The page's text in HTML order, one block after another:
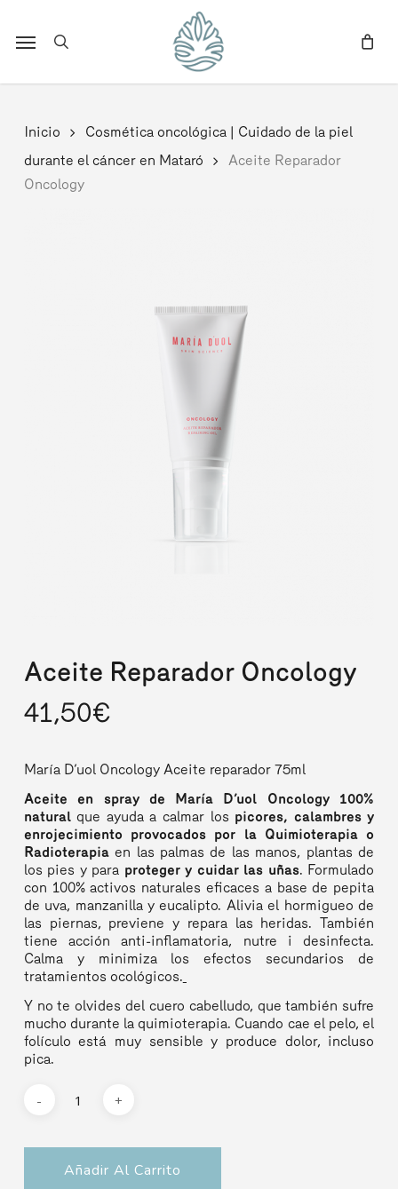
main
Inicio
Cosmética oncológica | Cuidado de la piel
durante el cáncer en Mataró
Aceite Reparador
Oncology
Aceite Reparador Oncology
41,50€
María D’uol Oncology Aceite reparador 75ml
Aceite en spray de María D’uol Oncology 100%
natural que ayuda a calmar los picores, calambres y
enrojecimiento provocados por la Quimioterapia o
Radioterapia en las palmas de las manos, plantas de
los pies y para proteger y cuidar las uñas. Formulado
con 100% activos naturales eficaces a base de pepita
de uva, manzanilla y eucalipto. Alivia el hormigueo de
las piernas, previene y repara las heridas. También
tiene acción anti-inflamatoria, nutre i desinfecta.
Calma y minimiza los efectos secundarios de
tratamientos ocológicos.
Y no te olvides del cuero cabelludo, que también sufre
mucho durante la quimioterapia. Cuando cae el pelo, el
folículo está muy sensible y produce dolor, incluso
pica.
Añadir Al Carrito